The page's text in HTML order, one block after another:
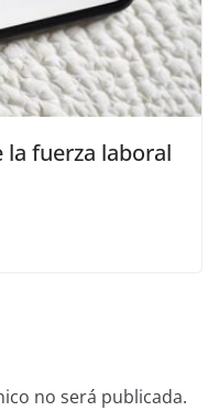
la fuerza laboral
no será publicada.